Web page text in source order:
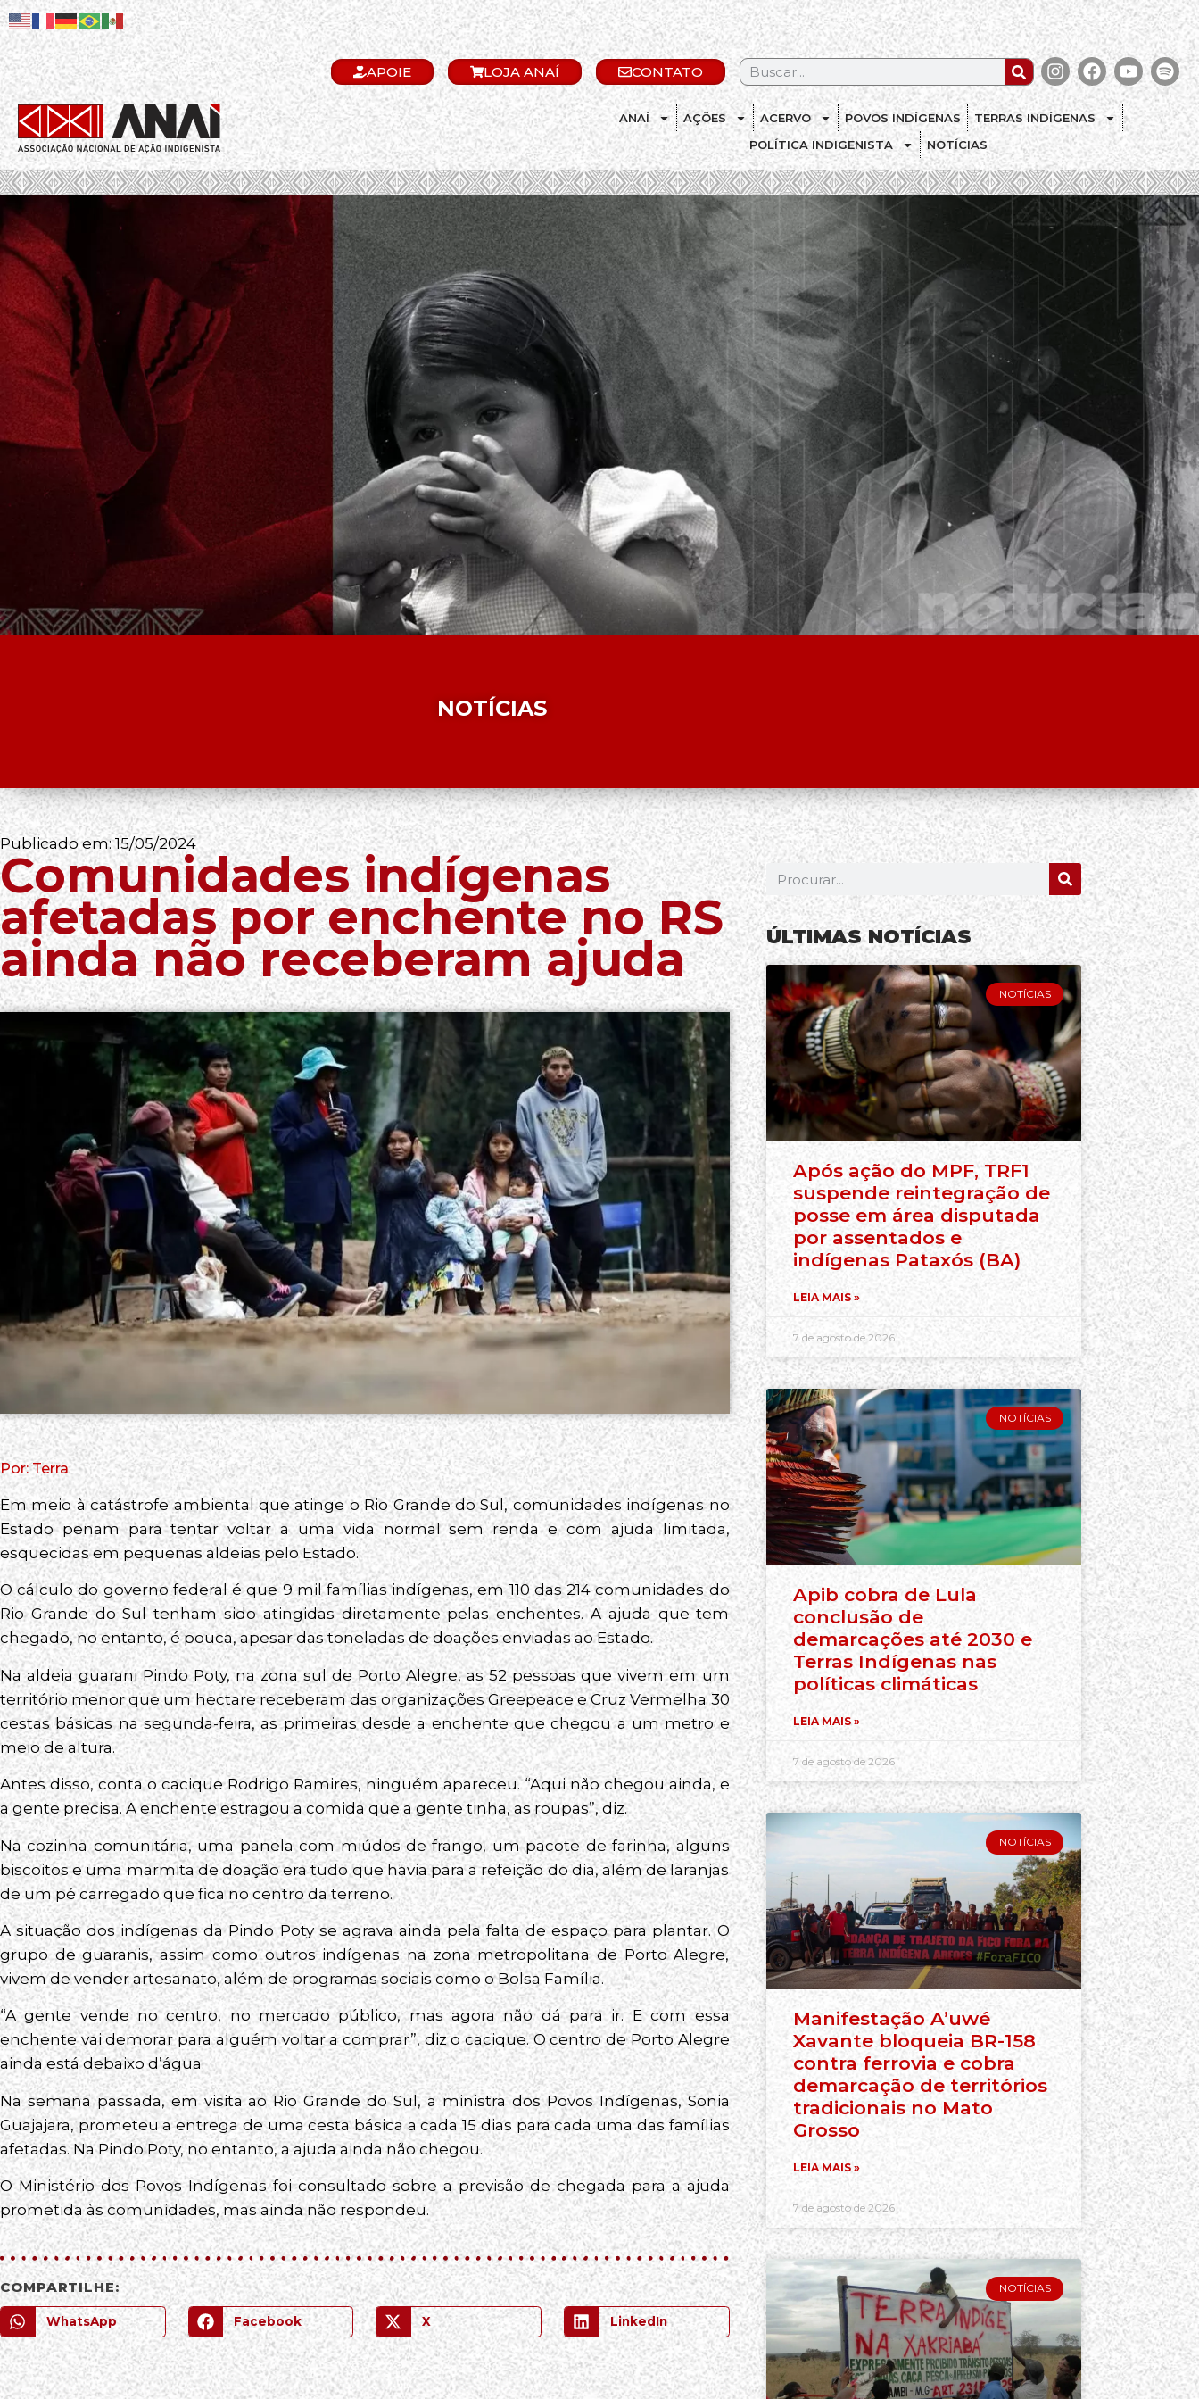
APOIE LOJA ANAÍ CONTATO
ANAÍ AÇÕES ACERVO POVOS INDÍGENAS
TERRAS INDÍGENAS
POLÍTICA INDIGENISTA
NOTÍCIAS
.
NOTÍCIAS
Publicado em:15/05/2024
Comunidades indígenas
afetadas por enchente no RS
ainda não receberam ajuda
Por: Terra
Em meio à catástrofe ambiental que atinge o Rio Grande do Sul, comunidades indígenas no
Estado penam para tentar voltar a uma vida normal sem renda e com ajuda limitada,
esquecidas em pequenas aldeias pelo Estado.
O cálculo do governo federal é que 9 mil famílias indígenas, em 110 das 214 comunidades do
Rio Grande do Sul tenham sido atingidas diretamente pelas enchentes. A ajuda que tem
chegado, no entanto, é pouca, apesar das toneladas de doações enviadas ao Estado.
Na aldeia guarani Pindo Poty, na zona sul de Porto Alegre, as 52 pessoas que vivem em um
território menor que um hectare receberam das organizações Greepeace e Cruz Vermelha 30
cestas básicas na segunda-feira, as primeiras desde a enchente que chegou a um metro e
meio de altura.
Antes disso, conta o cacique Rodrigo Ramires, ninguém apareceu. “Aqui não chegou ainda, e
a gente precisa. A enchente estragou a comida que a gente tinha, as roupas”, diz.
Na cozinha comunitária, uma panela com miúdos de frango, um pacote de farinha, alguns
biscoitos e uma marmita de doação era tudo que havia para a refeição do dia, além de laranjas
de um pé carregado que fica no centro da terreno.
A situação dos indígenas da Pindo Poty se agrava ainda pela falta de espaço para plantar. O
grupo de guaranis, assim como outros indígenas na zona metropolitana de Porto Alegre,
vivem de vender artesanato, além de programas sociais como o Bolsa Família.
“A gente vende no centro, no mercado público, mas agora não dá para ir. E com essa
enchente vai demorar para alguém voltar a comprar”, diz o cacique. O centro de Porto Alegre
ainda está debaixo d’água.
Na semana passada, em visita ao Rio Grande do Sul, a ministra dos Povos Indígenas, Sonia
Guajajara, prometeu a entrega de uma cesta básica a cada 15 dias para cada uma das famílias
afetadas. Na Pindo Poty, no entanto, a ajuda ainda não chegou.
O Ministério dos Povos Indígenas foi consultado sobre a previsão de chegada para a ajuda
prometida às comunidades, mas ainda não respondeu.
COMPARTILHE:
WhatsApp Facebook X LinkedIn
ÚLTIMAS NOTÍCIAS
NOTÍCIAS
Após ação do MPF, TRF1
suspende reintegração de
posse em área disputada
por assentados e
indígenas Pataxós (BA)
LEIA MAIS »
7 de agosto de 2026
NOTÍCIAS
Apib cobra de Lula
conclusão de
demarcações até 2030 e
Terras Indígenas nas
políticas climáticas
LEIA MAIS »
7 de agosto de 2026
NOTÍCIAS
Manifestação A’uwé
Xavante bloqueia BR-158
contra ferrovia e cobra
demarcação de territórios
tradicionais no Mato
Grosso
LEIA MAIS »
7 de agosto de 2026
NOTÍCIAS